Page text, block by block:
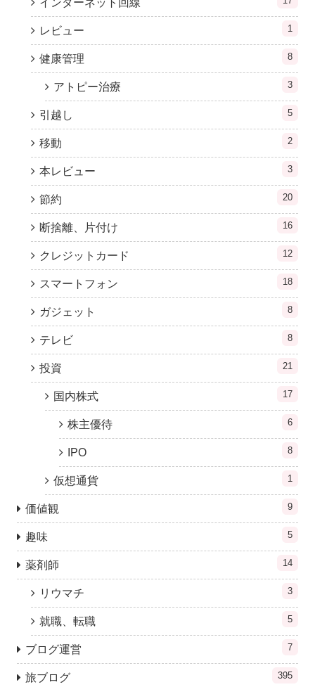
レビュー 1
健康管理 8
アトピー治療 3
引越し 5
移動 2
本レビュー 3
節約 20
断捨離、片付け 16
クレジットカード 12
スマートフォン 18
ガジェット 8
テレビ 8
投資 21
国内株式 17
株主優待 6
IPO 8
仮想通貨 1
価値観 9
趣味 5
薬剤師 14
リウマチ 3
就職、転職 5
ブログ運営 7
旅ブログ 395